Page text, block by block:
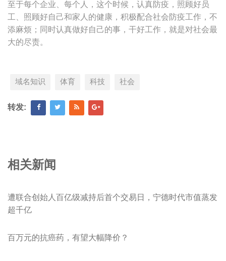
至于每个企业、每个人，这个时候，认真防疫，照顾好员
工、照顾好自己和家人的健康，积极配合社会防疫工作，不
添麻烦；同时认真做好自己的事，干好工作，就是对社会最
大的尽责。
域名知识 体育 科技 社会
转发:
相关新闻
遭联合创始人百亿级减持后首个交易日，宁德时代市值蒸发
超千亿
百万元的抗癌药，有望大幅降价？